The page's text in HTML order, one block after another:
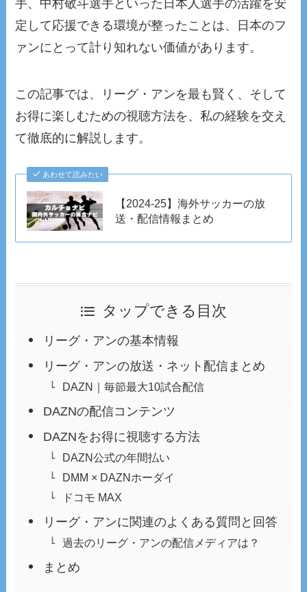
手、中村敬斗選手といった日本人選手の活躍を安
定して応援できる環境が整ったことは、日本のフ
ァンにとって計り知れない価値があります。
この記事では、リーグ・アンを最も賢く、そして
お得に楽しむための視聴方法を、私の経験を交え
て徹底的に解説します。
あわせて読みたい
【2024-25】海外サッカーの放
送・配信情報まとめ
タップできる目次
リーグ・アンの基本情報
リーグ・アンの放送・ネット配信まとめ
DAZN｜毎節最大10試合配信
DAZNの配信コンテンツ
DAZNをお得に視聴する方法
DAZN公式の年間払い
DMM × DAZNホーダイ
ドコモ MAX
リーグ・アンに関連のよくある質問と回答
過去のリーグ・アンの配信メディアは？
まとめ